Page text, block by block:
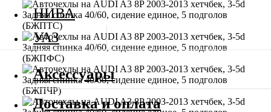
НИВА
УАЗ
Аксессуары
Доставка и оплата